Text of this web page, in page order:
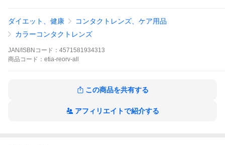
・入り数：1箱10枚
・販売元：株式会社クラッセ
・製造販売元：株式会社 El Dorado
・医療機器承認番号：22600BZX00102A08
・区分：高度管理医療機器
・製造国：韓国
ネフライト ピンクトパーズ ブルージルコン
ダイエット、健康
コンタクトレンズ、ケア用品
カラーコンタクトレンズ
JAN/ISBNコード： 4571581934313
商品 コード： etia-reorv-all
この商品を共有する
アフィリエイトで紹介する